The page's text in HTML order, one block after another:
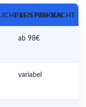
LEISTUNGEN
PREIS PRO NACHT
ab 98€
variabel